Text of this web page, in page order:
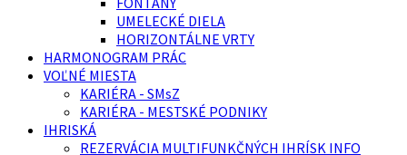
UMELECKÉ DIELA
HORIZONTÁLNE VRTY
HARMONOGRAM PRÁC
VOĽNÉ MIESTA
KARIÉRA - SMsZ
KARIÉRA - MESTSKÉ PODNIKY
IHRISKÁ
REZERVÁCIA MULTIFUNKČNÝCH IHRÍSK INFO